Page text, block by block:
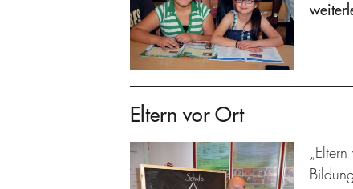
Eltern vor Ort